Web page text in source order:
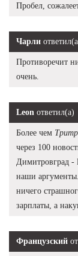
Пробел,
Чарли
Противоречит
очень.
Leon ответил(а)
Более чем
через 100
Димитровград -
наши
ничего
зарплаты, а
Французский